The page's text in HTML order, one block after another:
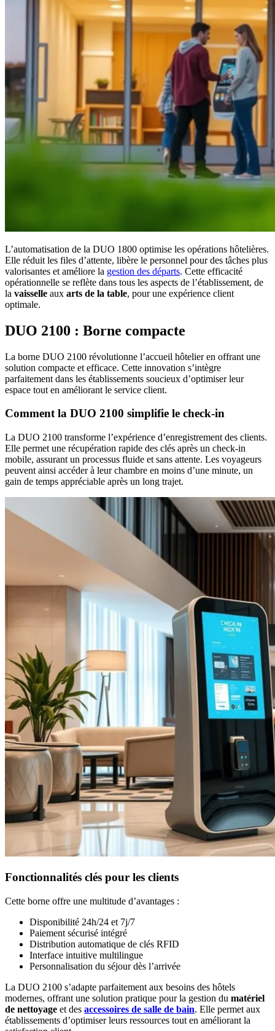
L’automatisation de la DUO 1800 optimise les opérations hôtelières.
Elle réduit les files d’attente, libère le personnel pour des tâches plus
valorisantes et améliore la gestion des départs. Cette efficacité
opérationnelle se reflète dans tous les aspects de l’établissement, de
la vaisselle aux arts de la table, pour une expérience client
optimale.
DUO 2100 : Borne compacte
La borne DUO 2100 révolutionne l’accueil hôtelier en offrant une
solution compacte et efficace. Cette innovation s’intègre
parfaitement dans les établissements soucieux d’optimiser leur
espace tout en améliorant le service client.
Comment la DUO 2100 simplifie le check-in
La DUO 2100 transforme l’expérience d’enregistrement des clients.
Elle permet une récupération rapide des clés après un check-in
mobile, assurant un processus fluide et sans attente. Les voyageurs
peuvent ainsi accéder à leur chambre en moins d’une minute, un
gain de temps appréciable après un long trajet.
Fonctionnalités clés pour les clients
Cette borne offre une multitude d’avantages :
Disponibilité 24h/24 et 7j/7
Paiement sécurisé intégré
Distribution automatique de clés RFID
Interface intuitive multilingue
Personnalisation du séjour dès l’arrivée
La DUO 2100 s’adapte parfaitement aux besoins des hôtels
modernes, offrant une solution pratique pour la gestion du matériel
de nettoyage et des accessoires de salle de bain. Elle permet aux
établissements d’optimiser leurs ressources tout en améliorant la